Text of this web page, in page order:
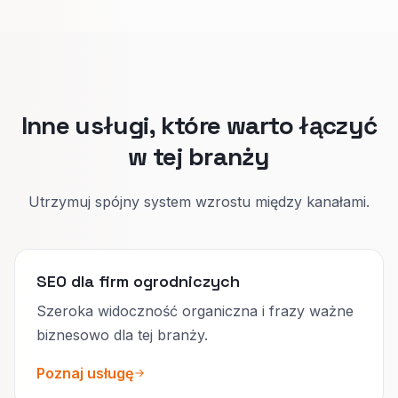
Inne usługi, które warto łączyć
w tej branży
Utrzymuj spójny system wzrostu między kanałami.
SEO dla firm ogrodniczych
Szeroka widoczność organiczna i frazy ważne
biznesowo dla tej branży.
Poznaj usługę